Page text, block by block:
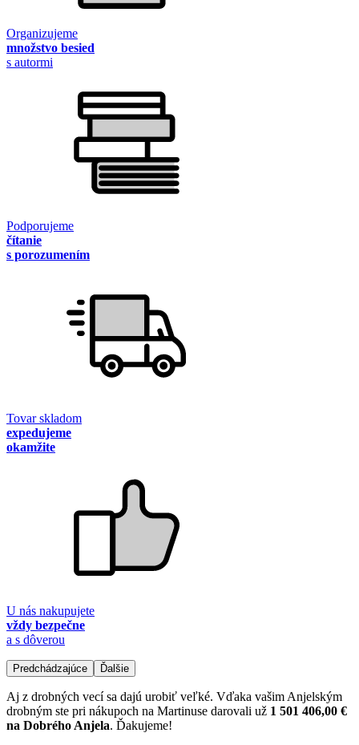
Organizujeme
množstvo besied
s autormi
Podporujeme
čítanie
s porozumením
Tovar skladom
expedujeme
okamžite
U nás nakupujete
vždy bezpečne
a s dôverou
Predchádzajúce Ďalšie
Aj z drobných vecí sa dajú urobiť veľké. Vďaka vašim Anjelským
drobným ste pri nákupoch na Martinuse darovali už 1 501 406,00 €
na Dobrého Anjela. Ďakujeme!